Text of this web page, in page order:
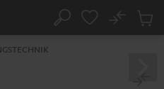
Suche
No